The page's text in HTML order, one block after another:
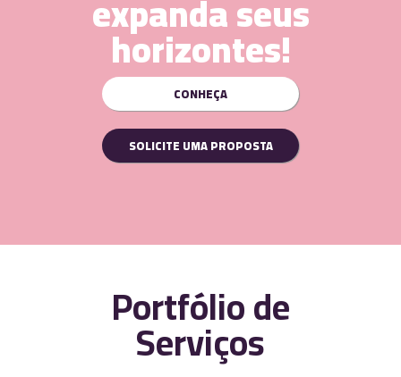
expanda seus
horizontes!
CONHEÇA
SOLICITE UMA PROPOSTA
Portfólio de
Serviços